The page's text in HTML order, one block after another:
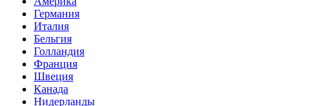
Германия
Италия
Бельгия
Голландия
Франция
Швеция
Канада
Нидерланды